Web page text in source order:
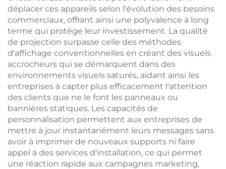
déplacer ces appareils selon l'évolution des besoins
commerciaux, offrant ainsi une polyvalence à long
terme qui protège leur investissement. La qualité
de projection surpasse celle des méthodes
d'affichage conventionnelles en créant des visuels
accrocheurs qui se démarquent dans des
environnements visuels saturés, aidant ainsi les
entreprises à capter plus efficacement l'attention
des clients que ne le font les panneaux ou
bannières statiques. Les capacités de
personnalisation permettent aux entreprises de
mettre à jour instantanément leurs messages sans
avoir à imprimer de nouveaux supports ni faire
appel à des services d'installation, ce qui permet
une réaction rapide aux campagnes marketing,